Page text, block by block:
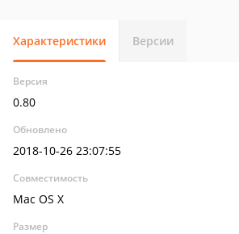
Характеристики Версии
Версия
0.80
Обновлено
2018-10-26 23:07:55
Совместимость
Mac OS X
Размер